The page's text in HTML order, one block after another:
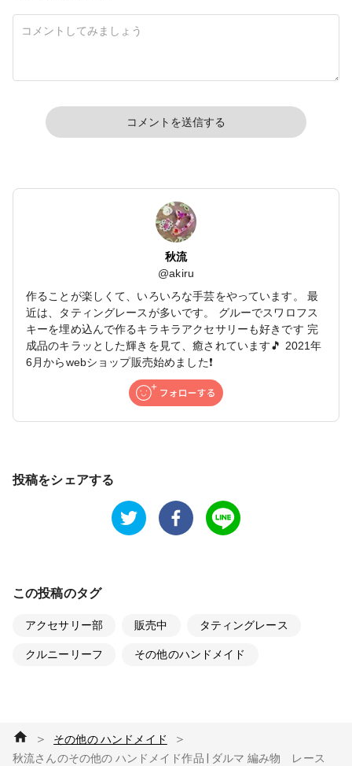
コメントを送信する
秋流
@akiru
作ることが楽しくて、いろいろな手芸をやっています。 最
近は、タティングレースが多いです。 グルーでスワロフス
キーを埋め込んで作るキラキラアクセサリーも好きです 完
成品のキラッとした輝きを見て、癒されています🎵 2021年
6月からwebショップ販売始めました❗
投稿をシェアする
この投稿のタグ
アクセサリー部 販売中 タティングレース
クルニーリーフ その他のハンドメイド
＞ その他の ハンドメイド ＞
秋流さんのその他の ハンドメイド作品 | ダルマ 編み物 レース